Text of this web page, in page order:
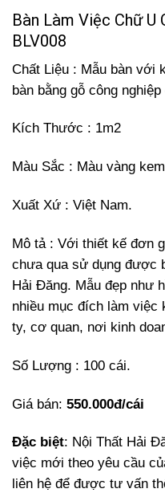
Bàn Làm Việc Chữ U
BLV008
Chất Liệu : Mẫu bàn với
bàn bằng gỗ công
Kích Thước : 1m2
Màu Sắc : Màu vàng
Xuất Xứ : Việt Nam.
Mô tả : Với thiết kế đơn
chưa qua sử dụng được
Hải Đăng. Mẫu đẹp như
nhiều mục đích làm việc
ty, cơ quan, nơi kinh
Số Lượng : 100 cái.
Giá bán: 550.000đ/cái
Đặc biệt: Nội Thất Hải
việc mới theo yêu cầu
liên hệ để được tư vấn